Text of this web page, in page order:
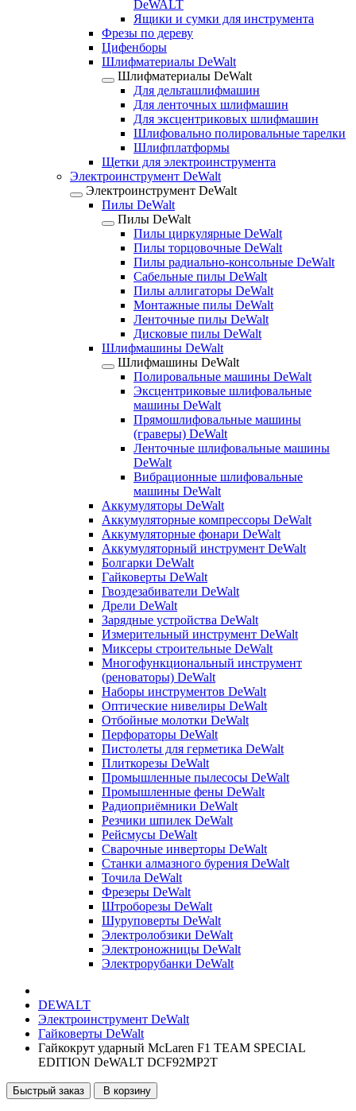
DeWALT
Ящики и сумки для инструмента
Фрезы по дереву
Цифенборы
Шлифматериалы DeWalt
Шлифматериалы DeWalt
Для дельташлифмашин
Для ленточных шлифмашин
Для эксцентриковых шлифмашин
Шлифовально полировальные тарелки
Шлифплатформы
Щетки для электроинструмента
Электроинструмент DeWalt
Электроинструмент DeWalt
Пилы DeWalt
Пилы DeWalt
Пилы циркулярные DeWalt
Пилы торцовочные DeWalt
Пилы радиально-консольные DeWalt
Сабельные пилы DeWalt
Пилы аллигаторы DeWalt
Монтажные пилы DeWalt
Ленточные пилы DeWalt
Дисковые пилы DeWalt
Шлифмашины DeWalt
Шлифмашины DeWalt
Полировальные машины DeWalt
Эксцентриковые шлифовальные
машины DeWalt
Прямошлифовальные машины
(граверы) DeWalt
Ленточные шлифовальные машины
DeWalt
Вибрационные шлифовальные
машины DeWalt
Аккумуляторы DeWalt
Аккумуляторные компрессоры DeWalt
Аккумуляторные фонари DeWalt
Аккумуляторный инструмент DeWalt
Болгарки DeWalt
Гайковерты DeWalt
Гвоздезабиватели DeWalt
Дрели DeWalt
Зарядные устройства DeWalt
Измерительный инструмент DeWalt
Миксеры строительные DeWalt
Многофункциональный инструмент
(реноваторы) DeWalt
Наборы инструментов DeWalt
Оптические нивелиры DeWalt
Отбойные молотки DeWalt
Перфораторы DeWalt
Пистолеты для герметика DeWalt
Плиткорезы DeWalt
Промышленные пылесосы DeWalt
Промышленные фены DeWalt
Радиоприёмники DeWalt
Резчики шпилек DeWalt
Рейсмусы DeWalt
Сварочные инверторы DeWalt
Станки алмазного бурения DeWalt
Точила DeWalt
Фрезеры DeWalt
Штроборезы DeWalt
Шуруповерты DeWalt
Электролобзики DeWalt
Электроножницы DeWalt
Электрорубанки DeWalt
DEWALT
Электроинструмент DeWalt
Гайковерты DeWalt
Гайкокрут ударный McLaren F1 TEAM SPECIAL
EDITION DeWALT DCF92MP2T
Быстрый заказ В корзину